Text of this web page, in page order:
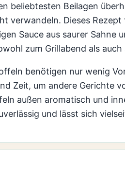
beliebtesten Beilagen
verwandeln. Dieses
Sauce aus saurer Sahne
zum Grillabend als
benötigen nur wenig
Zeit, um andere
außen aromatisch und
und lässt sich